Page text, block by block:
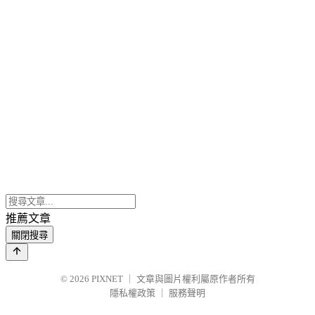
推薦文章
關閉搜尋
© 2026 PIXNET
文章與圖片權利屬原作者所有
隱私權政策
服務聲明